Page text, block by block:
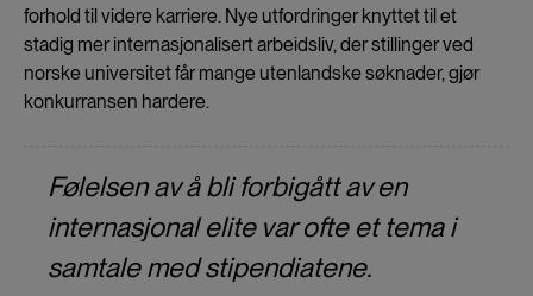
forhold til videre karriere. Nye utfordringer knyttet til et
stadig mer internasjonalisert arbeidsliv, der stillinger ved
norske universitet får mange utenlandske søknader, gjør
konkurransen hardere.
Følelsen av å bli forbigått av en
internasjonal elite var ofte et tema i
samtale med stipendiatene.